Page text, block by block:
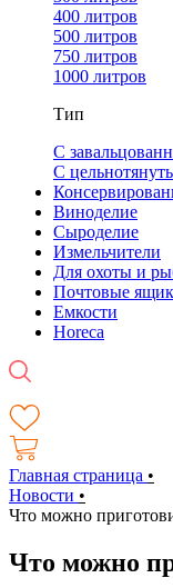
400 литров
500 литров
750 литров
1000 литров
Тип
С
С
Виноделие
Сыроделие
Измельчители
Для охоты и
Почтовые
Емкости
Horeca
Главная страница •
Новости •
Что можно
Что можно